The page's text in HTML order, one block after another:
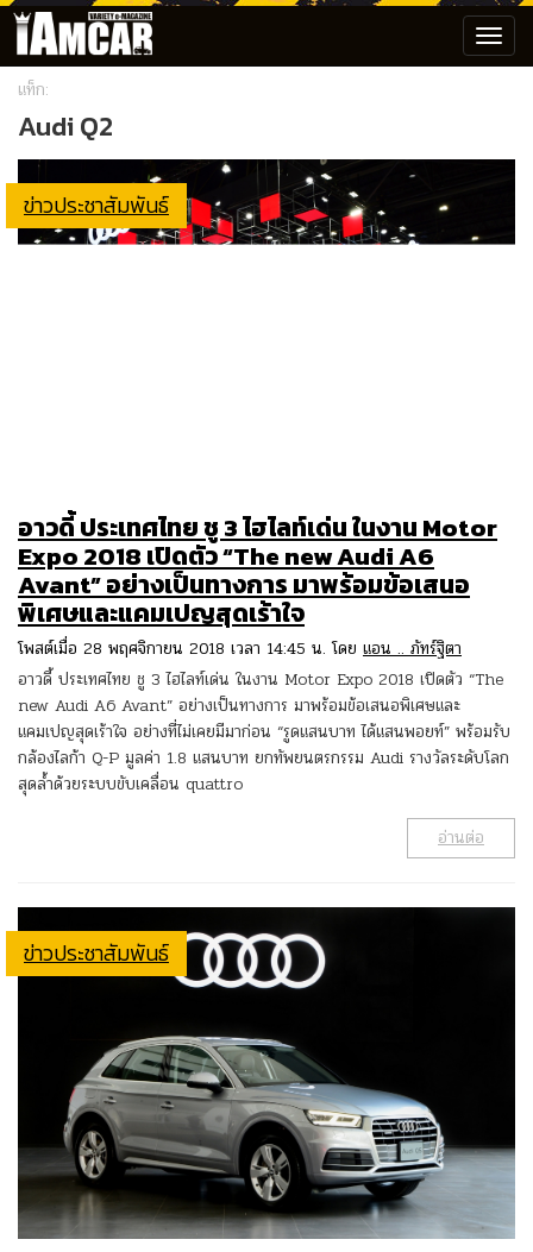
แท็ก:
Audi Q2
ข่าวประชาสัมพันธ์
อาวดี้ ประเทศไทย ชู 3 ไฮไลท์เด่น ในงาน Motor
Expo 2018 เปิดตัว “The new Audi A6
Avant” อย่างเป็นทางการ มาพร้อมข้อเสนอ
พิเศษและแคมเปญสุดเร้าใจ
โพสต์เมื่อ 28 พฤศจิกายน 2018 เวลา 14:45 น. โดย แอน .. ภัทร์ฐิตา
อาวดี้ ประเทศไทย ชู 3 ไฮไลท์เด่น ในงาน Motor Expo 2018 เปิดตัว “The
new Audi A6 Avant” อย่างเป็นทางการ มาพร้อมข้อเสนอพิเศษและ
แคมเปญสุดเร้าใจ อย่างที่ไม่เคยมีมาก่อน “รูดแสนบาท ได้แสนพอยท์” พร้อมรับ
กล้องไลก้า Q-P มูลค่า 1.8 แสนบาท ยกทัพยนตรกรรม Audi รางวัลระดับโลก
สุดล้ำด้วยระบบขับเคลื่อน quattro
อ่านต่อ
ข่าวประชาสัมพันธ์